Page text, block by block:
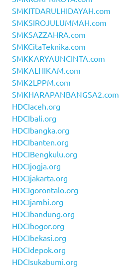
SMKITDARULHIDAYAH.com
SMKSIROJULUMMAH.com
SMKSAZZAHRA.com
SMKCitaTeknika.com
SMKKARYAUNCINTA.com
SMKALHIKAM.com
SMK2LPPM.com
SMKHARAPANBANGSA2.com
HDCIaceh.org
HDCIbali.org
HDCIbangka.org
HDCIbanten.org
HDCIBengkulu.org
HDCIjogja.org
HDCIjakarta.org
HDCIgorontalo.org
HDCIjambi.org
HDCIbandung.org
HDCIbogor.org
HDCIbekasi.org
HDCIdepok.org
HDCIsukabumi.org